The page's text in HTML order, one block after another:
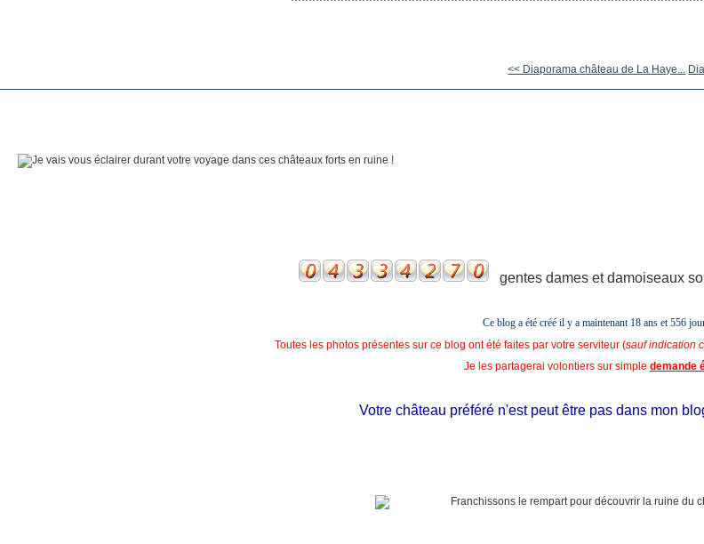
<< Diaporama château de La Haye...
gentes dames et damoiseaux
Ce blog a été créé il y a maintenant 18 ans et556
Toutes les photos présentes sur ce blog ont été faites par votre serviteur (sauf indication
Je les partagerai volontiers sur simple demande
Votre château préféré n'est peut être pas dans mon